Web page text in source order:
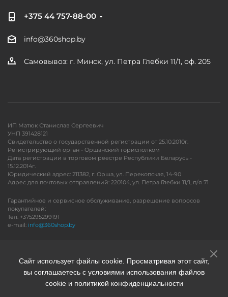
+375 44 757-88-00
info@360shop.by
Самовывоз: г. Минск, ул. Петра Глебки 11/1, оф. 205
ИП Матюк Станислав Сергеевич
УНП 391428121
Свидетельство о государственной регистрации от 25.10.2010г.
Регистрирующий орган - Оршанский горисполком
Дата регистрации в торговом реестре Республики Беларусь -
15.12.2014г.
Юридический адрес: 211382, г. Орша, ул. Перекопская, 14-90
Адрес для почтовых отправлений: 220104, ул. Петра Глебки 11/1, п/я 71
Гарантийное и сервисное обслуживание, разрешение вопросов
покупателей:
Тел. +375295299191
e-mail: info@360shop.by
Сайт использует файлы cookie. Просматривая этот сайт,
вы соглашаетесь с условиями использования файлов
cookie и политикой конфиденциальности